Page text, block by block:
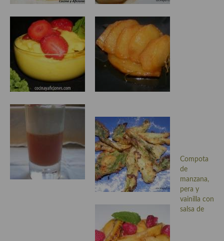
Bocadillos, hamburguesas, sándwich, emparedados, tostas y
demás
Entrantes y primeros platos
Ensaladas
Entrantes
Gazpachos, salmorejos, sopas y cremas frías
Quínoa
Pasta
Compota
de
manzana,
pera y
vainilla con
salsa de